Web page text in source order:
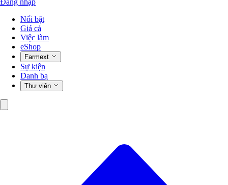
Đăng nhập
Nổi bật
Giá cả
Việc làm
eShop
Farmext
Sự kiện
Danh bạ
Thư viện